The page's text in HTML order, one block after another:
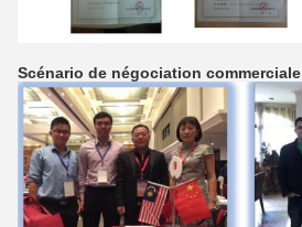
Scénario de négociation commerciale